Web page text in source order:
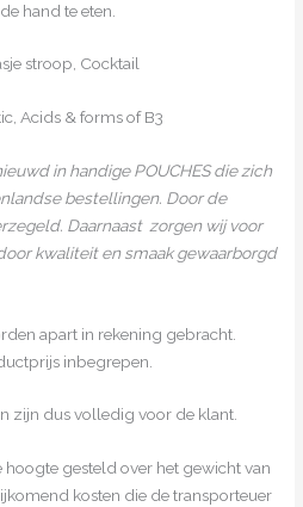
hand te eten.
stroop, Cocktail
Acids & forms of B3
in handige POUCHES die zich
bestellingen. Door de
Daarnaast zorgen wij voor
kwaliteit en smaak gewaarborgd
apart in rekening gebracht.
inbegrepen.
zijn dus volledig voor de klant.
gesteld over het gewicht van
kosten die de transporteuer